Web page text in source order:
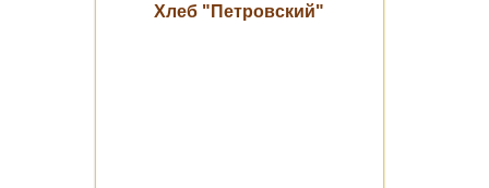
Хлеб "Петровский"